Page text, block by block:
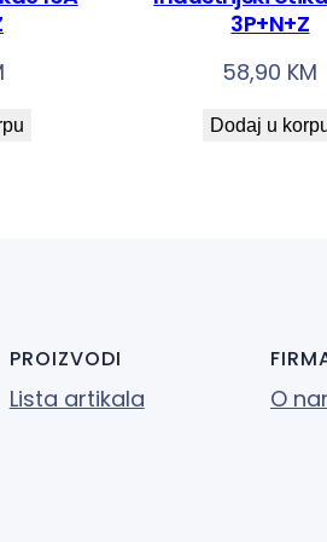
3P+N+Z
58,90 KM
Dodaj u
PROIZVODI
Lista artikala O